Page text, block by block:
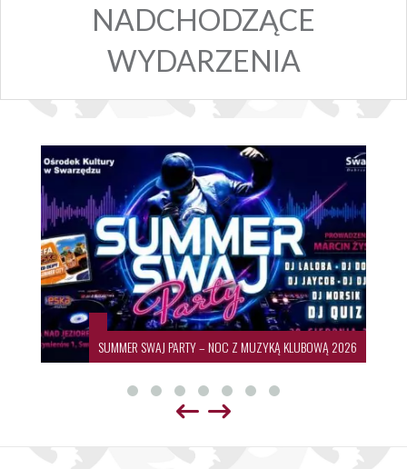
NADCHODZĄCE
WYDARZENIA
SUMMER SWAJ PARTY – NOC Z MUZYKĄ KLUBOWĄ 2026